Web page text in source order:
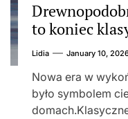
to koniec
Lidia January 10,
Nowa era w
było symbolem